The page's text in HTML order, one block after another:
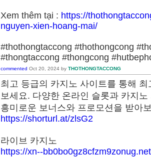
Xem thêm tại : https://
nguyen-xien-hoang-mai/
#thothongtaccong #thothongcong
#thongtaccong #thongcong
commented Oct 20, 2024 by THOTHONGTACCONG
최고 등급의 카지노 사이트를 통해
보세요. 다양한 온라인 슬롯과 카지
흥미로운 보너스와 프로모션
https://shorturl.at/zlsG2
라이브 카지노
https://xn--bb0bo0gz8cfzm9zonug.net